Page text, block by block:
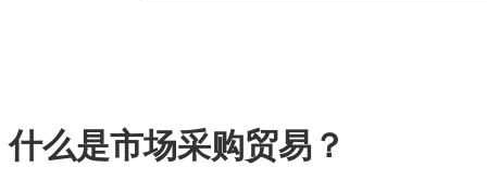
什么是市场采购贸易？